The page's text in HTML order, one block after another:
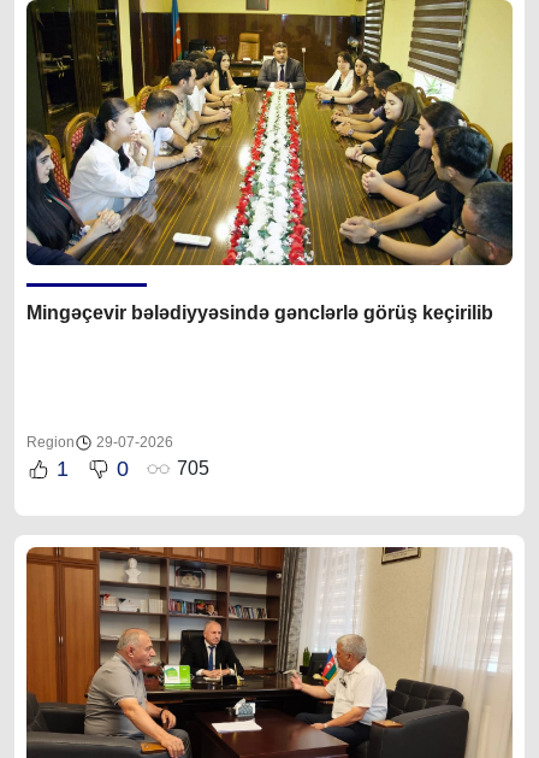
Mingəçevir bələdiyyəsində gənclərlə görüş keçirilib
Region 29-07-2026
1 0 705